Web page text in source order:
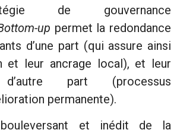
de gouvernance
up permet la redondance
d’une part (qui assure ainsi
et leur ancrage local), et leur
d’autre part (processus
permanente).
et inédit de la